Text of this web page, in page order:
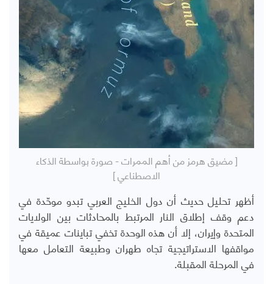
[ مضيق هرمز من أهم الممرات - صورة بواسطة الذكاء
الاصطناعي ]
أظهر تحليل حديث أن دول الخليج العربي تبدو موحّدة في
دعم وقف إطلاق النار المرتبط بالمحادثات بين الولايات
المتحدة وإيران، إلا أن هذه الوحدة تخفي تباينات عميقة في
مواقفها الاستراتيجية تجاه طهران وطبيعة التعامل معها
في المرحلة المقبلة.